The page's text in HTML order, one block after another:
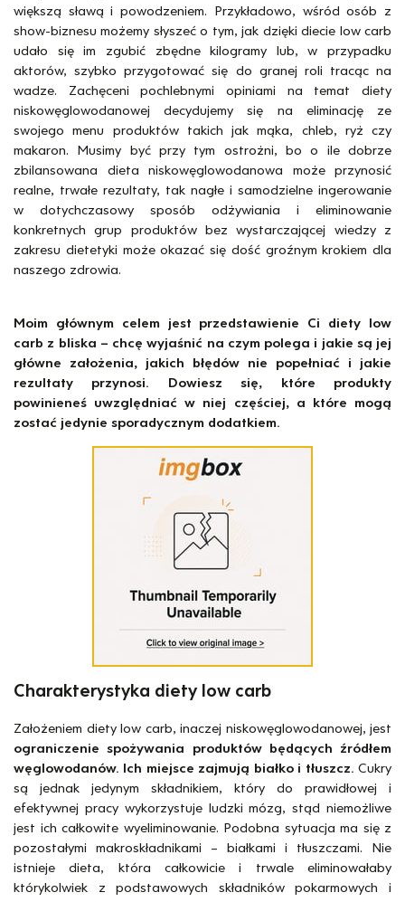
większą sławą i powodzeniem. Przykładowo, wśród osób z
show-biznesu możemy słyszeć o tym, jak dzięki diecie low carb
udało się im zgubić zbędne kilogramy lub, w przypadku
aktorów, szybko przygotować się do granej roli tracąc na
wadze. Zachęceni pochlebnymi opiniami na temat diety
niskowęglowodanowej decydujemy się na eliminację ze
swojego menu produktów takich jak mąka, chleb, ryż czy
makaron. Musimy być przy tym ostrożni, bo o ile dobrze
zbilansowana dieta niskowęglowodanowa może przynosić
realne, trwałe rezultaty, tak nagłe i samodzielne ingerowanie
w dotychczasowy sposób odżywiania i eliminowanie
konkretnych grup produktów bez wystarczającej wiedzy z
zakresu dietetyki może okazać się dość groźnym krokiem dla
naszego zdrowia.
Moim głównym celem jest przedstawienie Ci diety low
carb z bliska – chcę wyjaśnić na czym polega i jakie są jej
główne założenia, jakich błędów nie popełniać i jakie
rezultaty przynosi. Dowiesz się, które produkty
powinieneś uwzględniać w niej częściej, a które mogą
zostać jedynie sporadycznym dodatkiem.
Charakterystyka diety low carb
Założeniem diety low carb, inaczej niskowęglowodanowej, jest
ograniczenie spożywania produktów będących źródłem
węglowodanów. Ich miejsce zajmują białko i tłuszcz. Cukry
są jednak jedynym składnikiem, który do prawidłowej i
efektywnej pracy wykorzystuje ludzki mózg, stąd niemożliwe
jest ich całkowite wyeliminowanie. Podobna sytuacja ma się z
pozostałymi makroskładnikami – białkami i tłuszczami. Nie
istnieje dieta, która całkowicie i trwale eliminowałaby
którykolwiek z podstawowych składników pokarmowych i